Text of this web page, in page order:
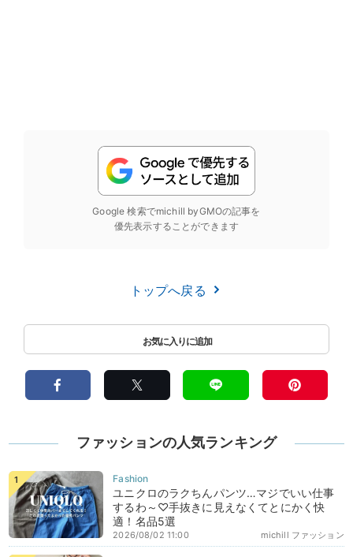
Google 検索でmichill byGMOの記事を
優先表示することができます
トップへ戻る
ファッションの人気ランキング
ユニクロのラクちんパンツ…マジでいい仕事
するわ～♡手抜きに見えなくてとにかく快
適！名品5選
michill ファッション
2026/08/02 11:00